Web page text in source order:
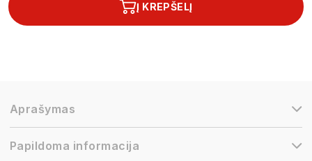
Į KREPŠELĮ
Aprašymas
Papildoma informacija